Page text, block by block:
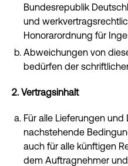
Bundesrepublik
und
Honorarordnung für
Abweichungen von
bedürfen der
2. Vertragsinhalt
Für alle Lieferungen und
nachstehende
auch für alle künftigen
dem Auftragnehmer